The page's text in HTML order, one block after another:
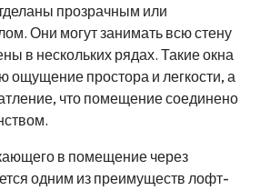
прозрачным или
Они могут занимать всю стену
в нескольких рядах. Такие окна
простора и легкости, а
что помещение соединено
в помещение через
одним из преимуществ лофт-